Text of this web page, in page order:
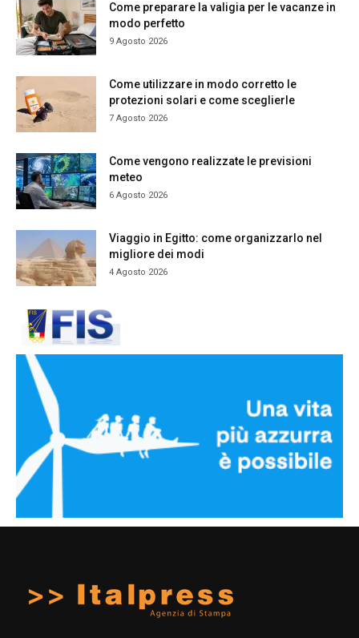
Come preparare la valigia per le vacanze in
modo perfetto
9 Agosto 2026
Come utilizzare in modo corretto le
protezioni solari e come sceglierle
7 Agosto 2026
Come vengono realizzate le previsioni
meteo
6 Agosto 2026
Viaggio in Egitto: come organizzarlo nel
migliore dei modi
4 Agosto 2026